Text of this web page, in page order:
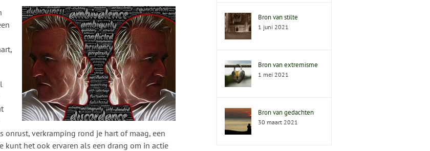
verkramping rond je hart of maag, een
kunt het ook ervaren als een drang om in actie
Bron van stilte
1 juni 2021
Bron van extremisme
1 mei 2021
Bron van gedachten
30 maart 2021